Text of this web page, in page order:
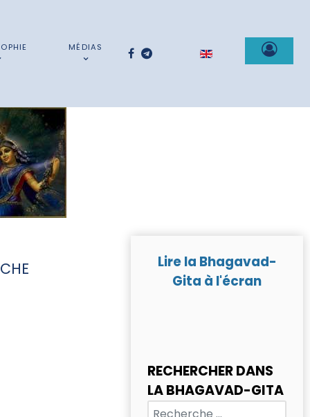
MÉDIAS Sélectionnez votre
Lire la Bhagavad-
Gita à l'écran
RECHERCHER DANS
LA BHAGAVAD-GITA
Chercher